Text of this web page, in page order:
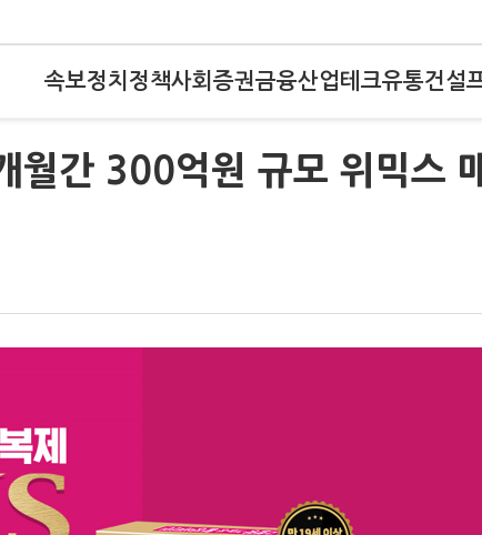
속보정치 정책사회 증권금융산업테크유통건설
월간 300억원 규모 위믹스